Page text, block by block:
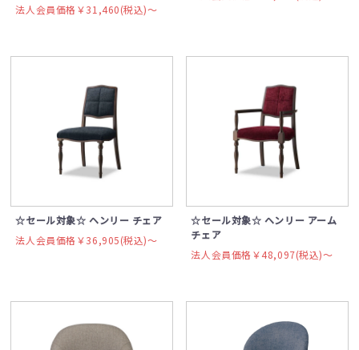
法人会員価格￥31,460(税込)〜
☆セール対象☆ ヘンリー チェア
法人会員価格￥36,905(税込)〜
☆セール対象☆ ヘンリー アーム
チェア
法人会員価格￥48,097(税込)〜